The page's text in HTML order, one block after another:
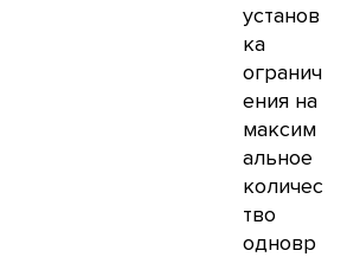
установ
ка
огранич
ения на
максим
альное
количес
тво
одновр